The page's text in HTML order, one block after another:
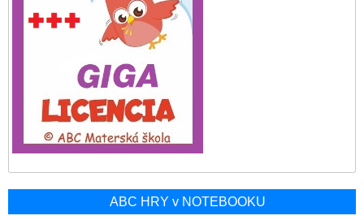
ABC HRY v NOTEBOOKU